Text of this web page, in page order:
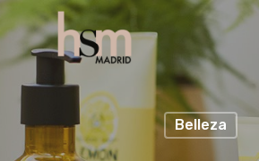
Hit enter to search or ESC to
Belleza